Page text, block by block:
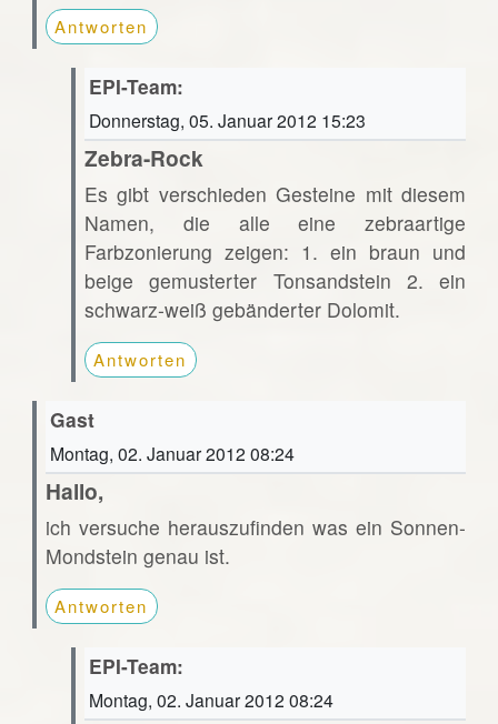
Antworten
EPI-Team:
Donnerstag, 05. Januar 2012 15:23
Zebra-Rock
Es gibt verschieden Gesteine mit diesem
Namen, die alle eine zebraartige
Farbzonierung zeigen: 1. ein braun und
beige gemusterter Tonsandstein 2. ein
schwarz-weiß gebänderter Dolomit.
Antworten
Gast
Montag, 02. Januar 2012 08:24
Hallo,
ich versuche herauszufinden was ein Sonnen-
Mondstein genau ist.
Antworten
EPI-Team:
Montag, 02. Januar 2012 08:24